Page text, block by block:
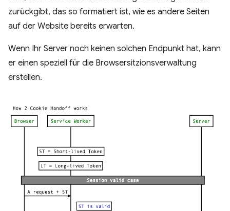
zurückgibt, das so formatiert ist, wie es andere Seiten
auf der Website bereits erwarten.
Wenn Ihr Server noch keinen solchen Endpunkt hat, kann
er einen speziell für die Browsersitzionsverwaltung
erstellen.